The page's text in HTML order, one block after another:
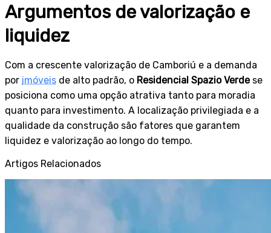
Argumentos de valorização e
liquidez
Com a crescente valorização de Camboriú e a demanda
por imóveis de alto padrão, o Residencial Spazio Verdese
posiciona como uma opção atrativa tanto para moradia
quanto para investimento. A localização privilegiada e a
qualidade da construção são fatores que garantem
liquidez e valorização ao longo do tempo.
Artigos Relacionados